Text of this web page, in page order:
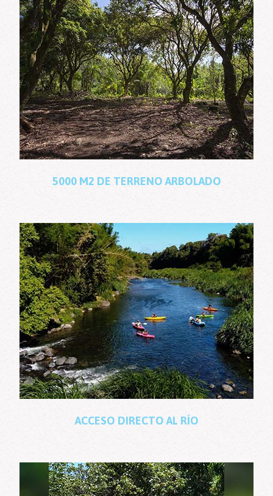
5000 M2 DE TERRENO ARBOLADO
ACCESO DIRECTO AL RÍO